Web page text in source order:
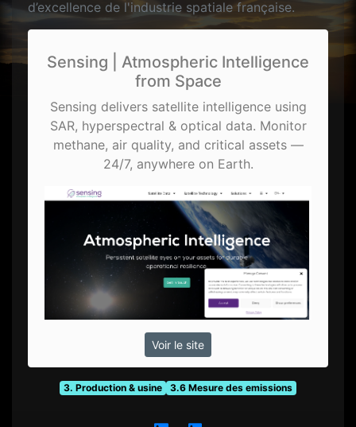
d’excellence de l'industrie spatiale française.
Sensing | Atmospheric Intelligence
from Space
Sensing delivers satellite intelligence using
SAR, hyperspectral & optical data. Monitor
methane, air quality, and critical assets —
24/7, anywhere on Earth.
Voir le site
3. Production & usine 3.6 Mesure des emissions